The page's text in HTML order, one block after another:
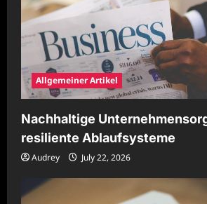
Allgemeiner Artikel
Nachhaltige
resiliente Ablaufsysteme
Audrey July 22, 2026